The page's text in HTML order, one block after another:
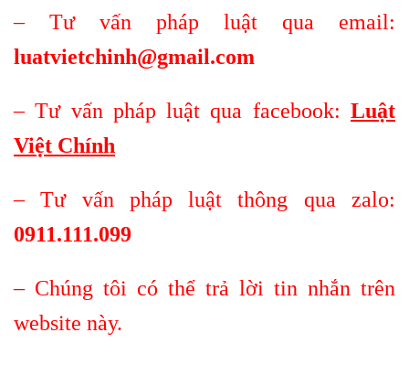
– Tư vấn pháp luật qua email:
luatvietchinh@gmail.com
– Tư vấn pháp luật qua facebook: Luật
Việt Chính
– Tư vấn pháp luật thông qua zalo:
0911.111.099
– Chúng tôi có thể trả lời tin nhắn trên
website này.